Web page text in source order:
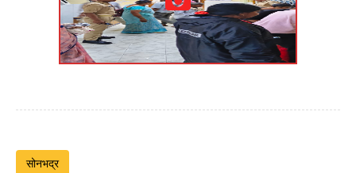
सोनभद्र